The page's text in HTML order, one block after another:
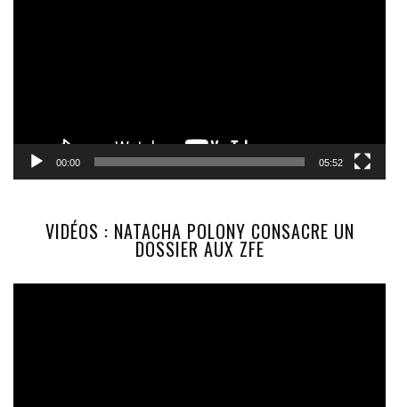
00:00 05:52
VIDÉOS : NATACHA POLONY CONSACRE UN
DOSSIER AUX ZFE